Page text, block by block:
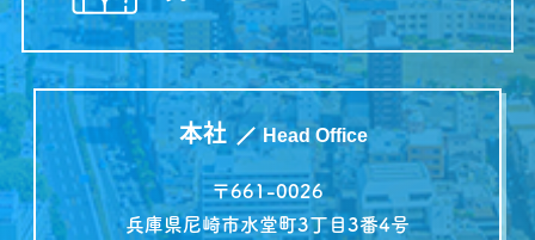
プロの職人が技術をお届けしま
す。